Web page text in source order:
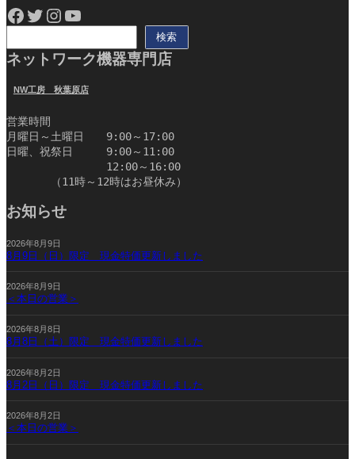
Facebook Twitter Instagram YouTube
索
検索
ネットワーク機器専門店
NW工房 秋葉原店
営業時間
月曜日～土曜日　　9:00～17:00
日曜、祝祭日　　　9:00～11:00
12:00～16:00
（11時～12時はお昼休み）
お知らせ
2026年8月9日
8月9日（日）限定 現金特価更新しました
2026年8月9日
＜本日の営業＞
2026年8月8日
8月8日（土）限定 現金特価更新しました
2026年8月2日
8月2日（日）限定 現金特価更新しました
2026年8月2日
＜本日の営業＞